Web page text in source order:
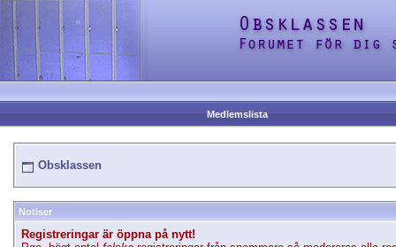
Medlemslista
Obsklassen
Notiser
Registreringar är öppna på nytt!